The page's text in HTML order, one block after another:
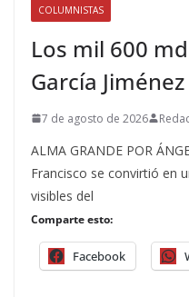
COLUMNISTAS
Los mil 600
García
7 de agosto de 2026
ALMA GRANDE POR
Francisco se convirtió en
visibles del
Comparte esto:
Facebook